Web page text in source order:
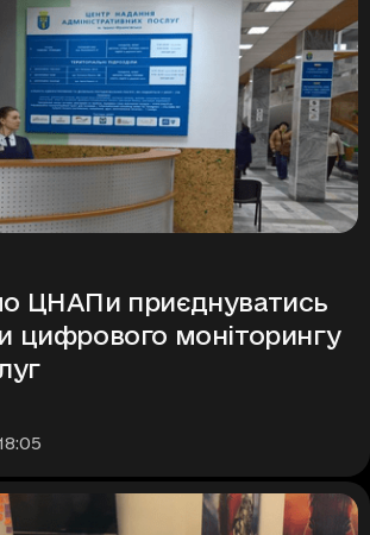
ЦНАПи приєднуватись
цифрового моніторингу